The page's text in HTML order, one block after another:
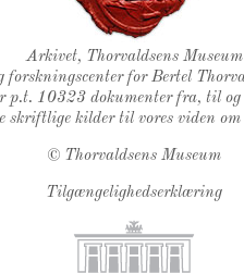
Thorvaldsens Segl
Arkivet, Thorvaldsens Museum
forskningscenter for Bertel
p.t. 10323 dokumenter fra, til og
skriftlige kilder til vores viden om
© Thorvaldsens Museum
Tilgængelighedserklæring